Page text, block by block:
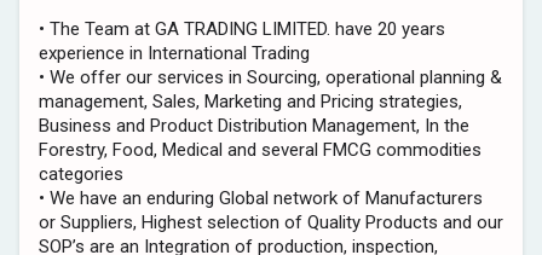
• The Team at GA TRADING LIMITED. have 20 years
experience in International Trading
• We offer our services in Sourcing, operational planning &
management, Sales, Marketing and Pricing strategies,
Business and Product Distribution Management, In the
Forestry, Food, Medical and several FMCG commodities
categories
• We have an enduring Global network of Manufacturers
or Suppliers, Highest selection of Quality Products and our
SOP’s are an Integration of production, inspection,